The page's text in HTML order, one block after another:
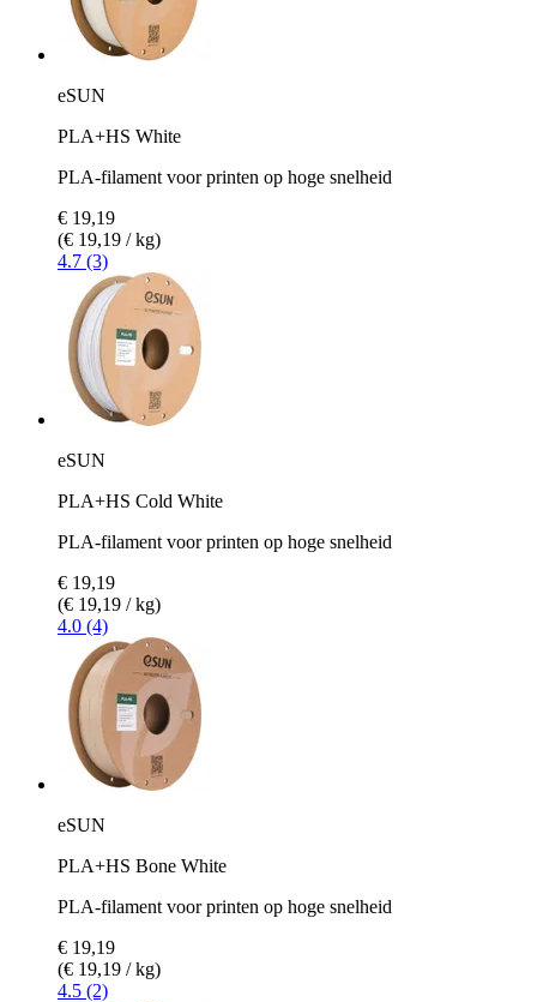
eSUN
PLA+HS White
PLA-filament voor printen op hoge snelheid
€ 19,19
(€ 19,19 / kg)
4.7 (3)
eSUN
PLA+HS Cold White
PLA-filament voor printen op hoge snelheid
€ 19,19
(€ 19,19 / kg)
4.0 (4)
eSUN
PLA+HS Bone White
PLA-filament voor printen op hoge snelheid
€ 19,19
(€ 19,19 / kg)
4.5 (2)